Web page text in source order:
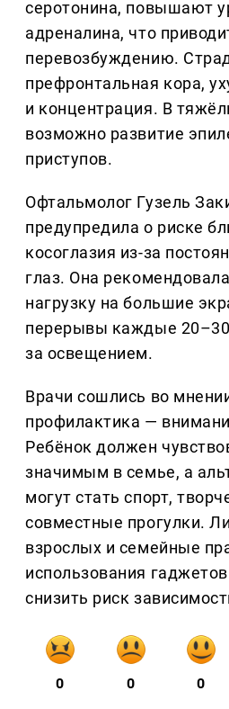
серотонина, повышают
адреналина, что
перевозбуждению.
префронтальная кора,
и концентрация. В
возможно развитие
приступов.
Офтальмолог Гузель
предупредила о риске
косоглазия из-за
глаз. Она
нагрузку на большие
перерывы каждые 20–30
за освещением.
Врачи сошлись во
профилактика —
Ребёнок должен
значимым в семье, а
могут стать спорт,
совместные прогулки.
взрослых и семейные
использования
снизить риск
0 0 0